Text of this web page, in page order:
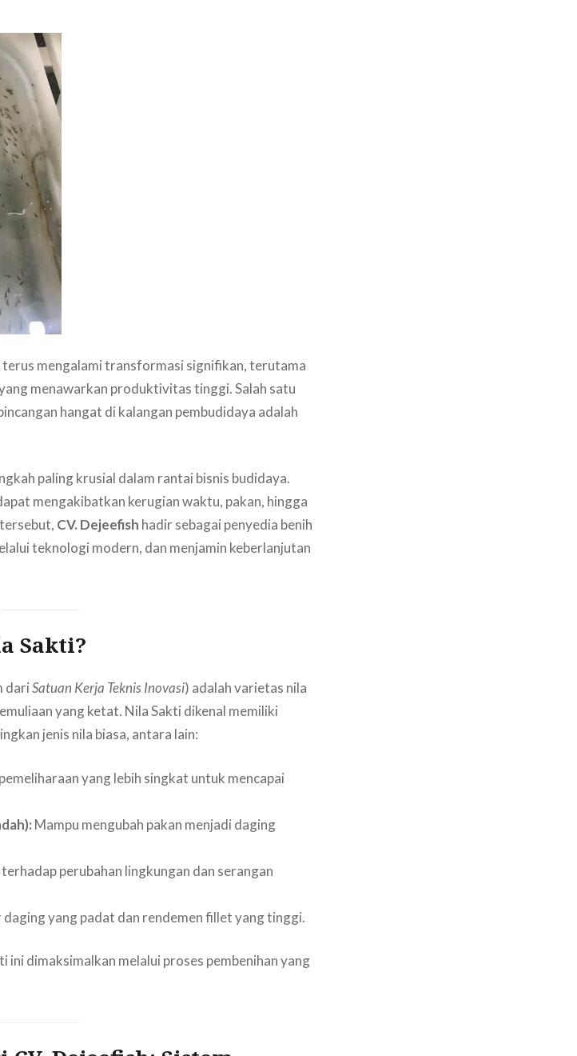
mengalami transformasi signifikan, terutama
menawarkan produktivitas tinggi. Salah satu
hangat di kalangan pembudidaya adalah
paling krusial dalam rantai bisnis budidaya.
mengakibatkan kerugian waktu, pakan, hingga
CV. Dejeefish hadir sebagai penyedia benih
teknologi modern, dan menjamin keberlanjutan
Sakti?
dariSatuan Kerja Teknis Inovasi) adalah varietas nila
yang ketat. Nila Sakti dikenal memiliki
jenis nila biasa, antara lain:
yang lebih singkat untuk mencapai
Mampu mengubah pakan menjadi daging
perubahan lingkungan dan serangan
yang padat dan rendemen fillet yang tinggi.
ini dimaksimalkan melalui proses pembenihan yang